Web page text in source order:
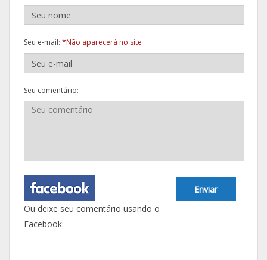
Seu e-mail: *Não aparecerá no site
Seu comentário:
Enviar
Ou deixe seu comentário usando o
Facebook: